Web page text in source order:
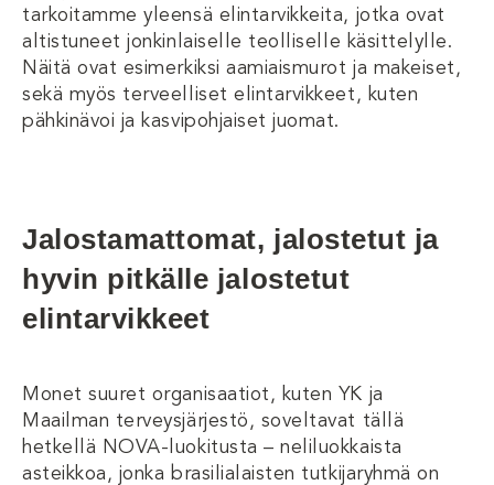
tarkoitamme yleensä elintarvikkeita, jotka ovat
altistuneet jonkinlaiselle teolliselle käsittelylle.
Näitä ovat esimerkiksi aamiaismurot ja makeiset,
sekä myös terveelliset elintarvikkeet, kuten
pähkinävoi ja kasvipohjaiset juomat.
Jalostamattomat, jalostetut ja
hyvin pitkälle jalostetut
elintarvikkeet
Monet suuret organisaatiot, kuten YK ja
Maailman terveysjärjestö, soveltavat tällä
hetkellä NOVA-luokitusta – neliluokkaista
asteikkoa, jonka brasilialaisten tutkijaryhmä on